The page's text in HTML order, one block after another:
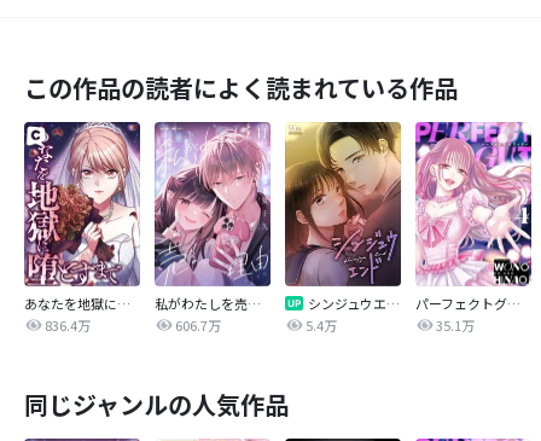
この作品の読者によく読まれている作品
あなたを地獄に堕とすまで
836.4万
私がわたしを売る理由
606.7万
シンジュウエンド【タテヨミ】
5.4万
パーフェクトグリッター
35.1万
同じジャンルの人気作品